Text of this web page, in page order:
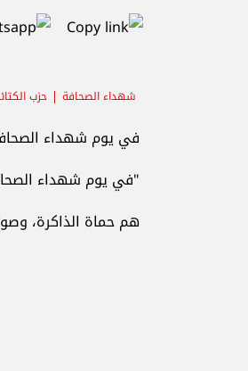
شهداء الصحافة حزب
في يوم شهداء
"في يوم شهداء
هم حماة الذاكرة،